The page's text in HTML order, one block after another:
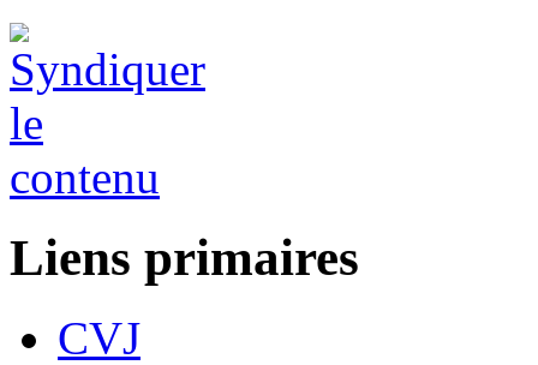
Liens primaires
CVJ